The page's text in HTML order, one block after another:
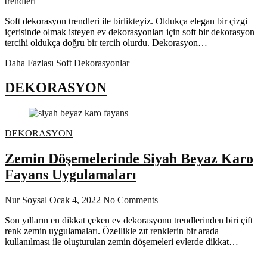
Soft dekorasyon trendleri ile birlikteyiz. Oldukça elegan bir çizgi
içerisinde olmak isteyen ev dekorasyonları için soft bir dekorasyon
tercihi oldukça doğru bir tercih olurdu. Dekorasyon…
Daha Fazlası Soft Dekorasyonlar
DEKORASYON
DEKORASYON
Zemin Döşemelerinde Siyah Beyaz Karo
Fayans Uygulamaları
Nur Soysal Ocak 4, 2022 No Comments
Son yılların en dikkat çeken ev dekorasyonu trendlerinden biri çift
renk zemin uygulamaları. Özellikle zıt renklerin bir arada
kullanılması ile oluşturulan zemin döşemeleri evlerde dikkat…